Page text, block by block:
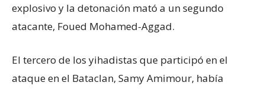
explosivo y la detonación mató a un segundo
atacante, Foued Mohamed-Aggad.
El tercero de los yihadistas que participó en el
ataque en el Bataclan, Samy Amimour, había